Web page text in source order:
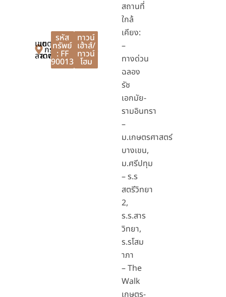
เขต
ลาดพร้าว
เขต
ลาดพร้าว
กรุงเทพมหานคร
รหัส
ทรัพย์
: FF
90013
ทาวน์
เฮ้าส์/
ทาวน์
โฮม
สถานที่
ใกล้
เคียง:
–
ทางด่วน
ฉลอง
รัช
เอกมัย-
รามอินทรา
–
ม.เกษตรศาสตร์
บางเขน,
ม.ศรีปทุม
– ร.ร
สตรีวิทยา
2,
ร.ร.สาร
วิทยา,
ร.รโสม
าภา
– The
Walk